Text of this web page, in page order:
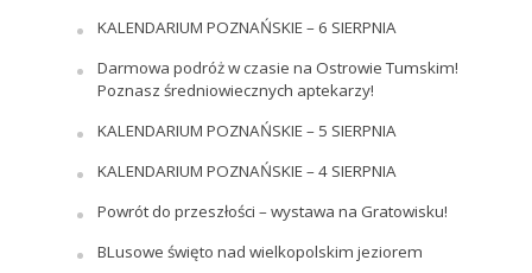
KALENDARIUM POZNAŃSKIE – 6 SIERPNIA
Darmowa podróż w czasie na Ostrowie Tumskim!
Poznasz średniowiecznych aptekarzy!
KALENDARIUM POZNAŃSKIE – 5 SIERPNIA
KALENDARIUM POZNAŃSKIE – 4 SIERPNIA
Powrót do przeszłości – wystawa na Gratowisku!
BLusowe święto nad wielkopolskim jeziorem